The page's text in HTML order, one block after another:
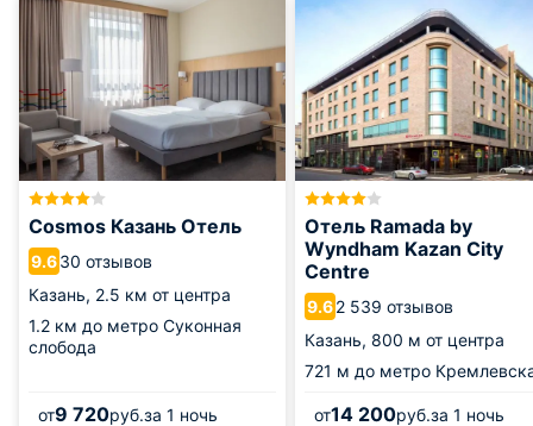
Cosmos Казань Отель
9.630 отзывов
Казань, 2.5 км от центра
1.2 км до метро Суконная
слобода
от9 720руб.за 1 ночь
Отель Ramada by
Wyndham Kazan City
Centre
9.62 539 отзывов
Казань, 800 м от центра
721 м до метро
от14 200руб.за 1 ночь